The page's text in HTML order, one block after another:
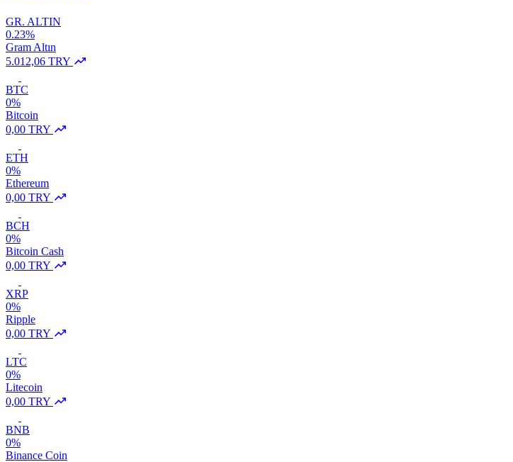
GR. ALTIN
0.23%
Gram Altın
5.012,06 TRY
BTC
0%
Bitcoin
0,00 TRY
ETH
0%
Ethereum
0,00 TRY
BCH
0%
Bitcoin Cash
0,00 TRY
XRP
0%
Ripple
0,00 TRY
LTC
0%
Litecoin
0,00 TRY
BNB
0%
Binance Coin